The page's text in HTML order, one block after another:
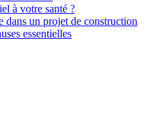
à votre santé ?
dans un projet de construction
essentielles